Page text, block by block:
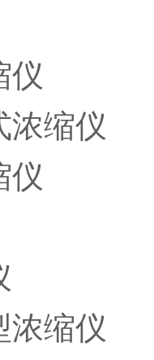
仪
浓缩仪
仪
浓缩仪